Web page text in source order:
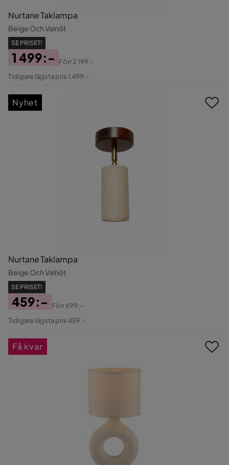
Nurtane Taklampa
Beige Och Valnöt
SE PRISET!
Pris
1 499:-
Original
Förr2 199:-
Tidigare lägsta pris 1 499:-
Nurtane Taklampa
Beige Och Valnöt
SE PRISET!
Pris
459:-
Original
Förr699:-
Tidigare lägsta pris 459:-
Nyhet
Få kvar